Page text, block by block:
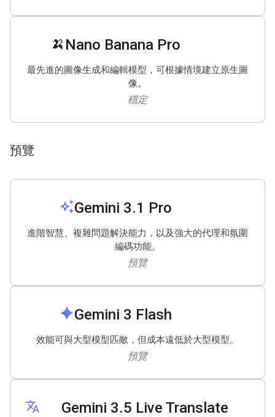
🍌 Nano Banana Pro
最先進的圖像生成和編輯模型，可根據情境建立原生圖
像。
穩定
預覽
auto_awesomeGemini 3.1 Pro
進階智慧、複雜問題解決能力，以及強大的代理和氛圍
編碼功能。
預覽
sparkGemini 3 Flash
效能可與大型模型匹敵，但成本遠低於大型模型。
預覽
translate Gemini 3.5 Live Translate